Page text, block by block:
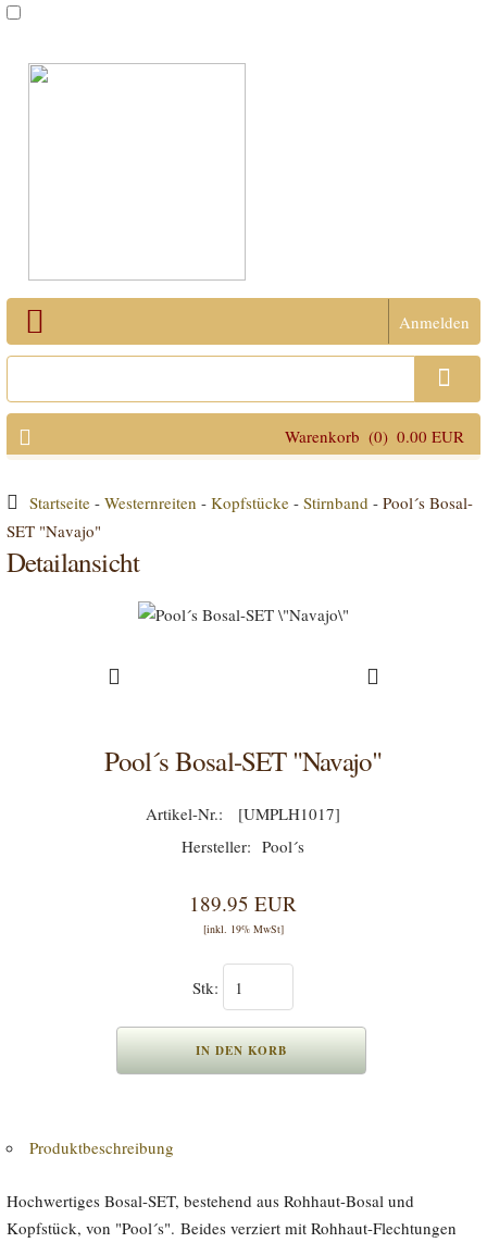
Anmelden
Warenkorb (0) 0.00 EUR
Startseite- Westernreiten - Kopfstücke- Stirnband- Pool´s Bosal-
SET "Navajo"
Detailansicht
Pool´s Bosal-SET "Navajo"
[UMPLH1017]
Pool´s
189.95 EUR
[inkl. 19% MwSt]
Stk:
Produktbeschreibung
Hochwertiges Bosal-SET, bestehend aus Rohhaut-Bosal und
Kopfstück, von "Pool´s". Beides verziert mit Rohhaut-Flechtungen